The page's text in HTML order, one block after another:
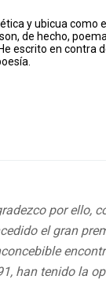
y ubicua como
de hecho,
escrito en contra
por ello,
el gran
han tenido la